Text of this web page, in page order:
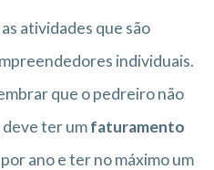
atividades que são
individuais.
que o pedreiro não
ter umfaturamento
ano e ter no máximo um